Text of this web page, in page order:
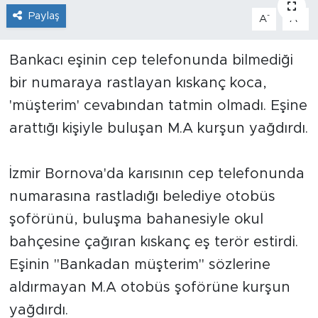
Paylaş A- A
Bankacı eşinin cep telefonunda bilmediği
bir numaraya rastlayan kıskanç koca,
'müşterim' cevabından tatmin olmadı. Eşine
arattığı kişiyle buluşan M.A kurşun yağdırdı.
İzmir Bornova'da karısının cep telefonunda
numarasına rastladığı belediye otobüs
şoförünü, buluşma bahanesiyle okul
bahçesine çağıran kıskanç eş terör estirdi.
Eşinin "Bankadan müşterim" sözlerine
aldırmayan M.A otobüs şoförüne kurşun
yağdırdı.
İş İlanları
Spor
Yazıhan
Yeşilyurt